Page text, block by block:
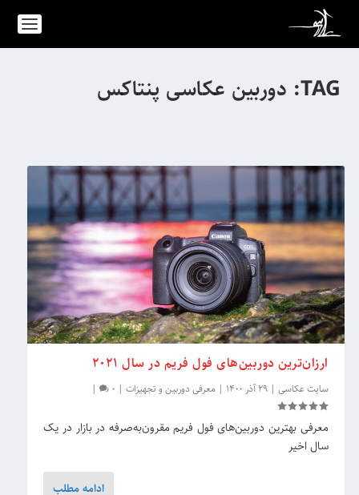
TAG: دوربین عکاسی پنتاکس
ارزان‌ترین دوربین‌های فول فریم در سال 2021
سایت عکاسی |29 آذر 1400 |معرفی دوربین و تجهیزات |
0
|
معرفی بهترین دوربین‌های فول فریم مقرون‌به‌صرفه در بازار در یک
سال اخیر
ادامه مطلب